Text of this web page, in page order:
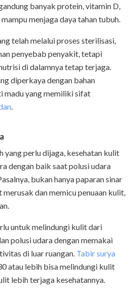
banyak protein, vitamin D,
menjaga daya tahan tubuh.
telah melalui proses sterilisasi,
penyebab penyakit, tetapi
di dalamnya tetap terjaga.
diperkaya dengan bahan
madu yang memiliki sifat
yang perlu dijaga, kesehatan kulit
dengan baik saat polusi udara
bukan hanya paparan sinar
dan memicu penuaan kulit,
untuk melindungi kulit dari
polusi udara dengan memakai
di luar ruangan. Tabir surya
atau lebih bisa melindungi kulit
lebih terjaga kesehatannya.